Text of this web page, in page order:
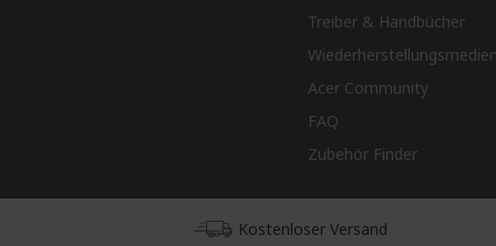
Treiber & Handbücher
Wiederherstellungsmedien
Acer Community
FAQ
Zubehör Finder
Kostenloser Versand